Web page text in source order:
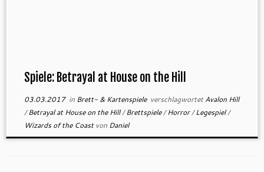
Spiele: Betrayal at House on the Hill
03.03.2017in Brett- & Kartenspiele verschlagwortetAvalon Hill
/Betrayal at House on the Hill/Brettspiele/Horror/Legespiel/
Wizards of the Coast von Daniel